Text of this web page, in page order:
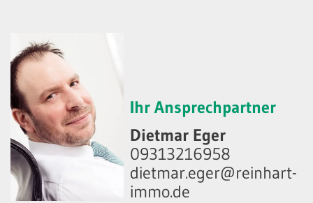
Ihr Ansprechpartner
Dietmar Eger
09313216958
dietmar.eger@reinhart-
immo.de